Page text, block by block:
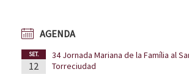
AGENDA
SET.
12
34 Jornada Mariana de la Família al
Torreciudad